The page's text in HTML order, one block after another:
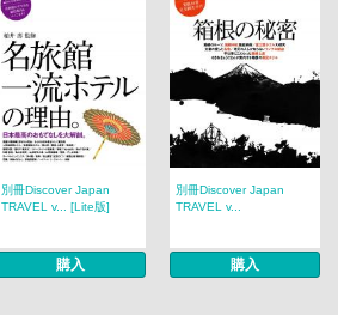
別冊Discover Japan
TRAVEL v... [Lite版]
購入
別冊Discover Japan
TRAVEL v...
購入